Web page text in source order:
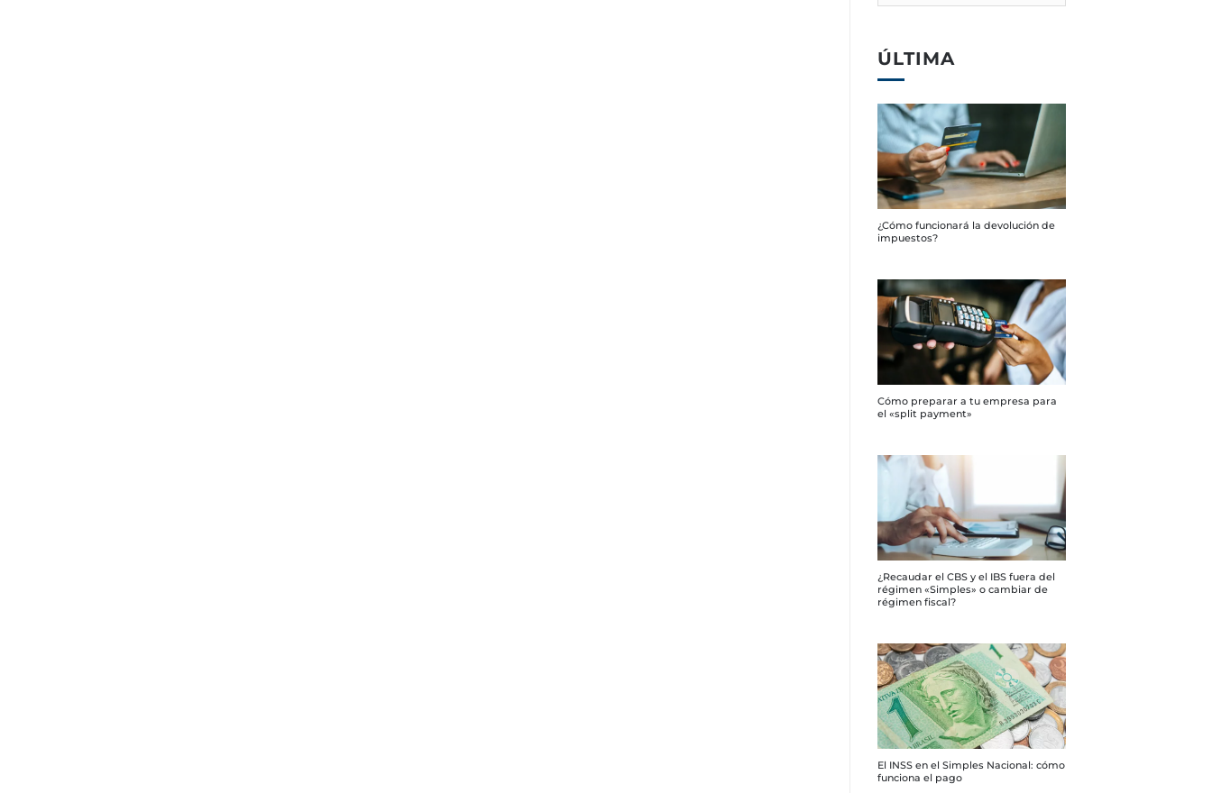
ÚLTIMA
¿Cómo funcionará la devolución de
impuestos?
Cómo preparar a tu empresa para
el «split payment»
¿Recaudar el CBS y el IBS fuera del
régimen «Simples» o cambiar de
régimen fiscal?
El INSS en el Simples Nacional: cómo
funciona el pago